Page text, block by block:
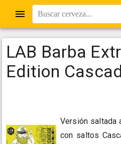
Buscar cerveza...
LAB Barba
Edition
Versión saltada
con saltos